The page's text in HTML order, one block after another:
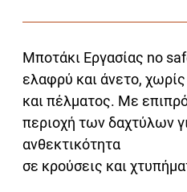
Μποτάκι Εργασίας no
ελαφρύ και άνετο,
και πέλματος. Με
περιοχή των δαχτύλων
ανθεκτικότητα
σε κρούσεις και